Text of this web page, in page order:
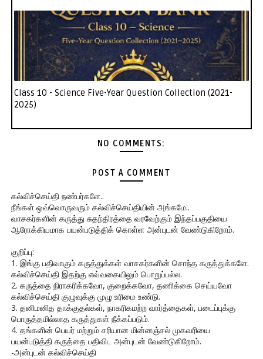
Class 10 - Science Five-Year Question Collection (2021-
2025)
NO COMMENTS:
POST A COMMENT
கல்விச்செய்தி நண்பர்களே..
நீங்கள் ஒவ்வொருவரும் கல்விச்செய்தியின் அங்கமே..
வாசகர்களின் கருத்து சுதந்திரத்தை வரவேற்கும் இந்தப்பகுதியை
ஆரோக்கியமாக பயன்படுத்திக் கொள்ள அன்புடன் வேண்டுகிறோம்.
குறிப்பு:
1. இங்கு பதிவாகும் கருத்துக்கள் வாசகர்களின் சொந்த கருத்துக்களே.
கல்விச்செய்தி இதற்கு எவ்வகையிலும் பொறுப்பல்ல.
2. கருத்தை நிராகரிக்கவோ, குறைக்கவோ, தணிக்கை செய்யவோ
கல்விச்செய்தி குழுவுக்கு முழு உரிமை உண்டு.
3. தனிமனித தாக்குதல்கள், நாகரிகமற்ற வார்த்தைகள், படைப்புக்கு
பொருத்தமில்லாத கருத்துகள் நீக்கப்படும்.
4. தங்களின் பெயர் மற்றும் சரியான மின்னஞ்சல் முகவரியை
பயன்படுத்தி கருத்தை பதிவிட அன்புடன் வேண்டுகிறோம்.
-அன்புடன் கல்விச்செய்தி